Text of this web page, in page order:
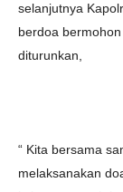
selanjutnya
berdoa
diturunkan,
“ Kita bersama
melaksanakan